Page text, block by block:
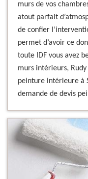
murs de vos
atout parfait
de confier
permet d’avoir ce
toute IDF vous avez
murs intérieurs,
peinture intérieure à
demande de devis